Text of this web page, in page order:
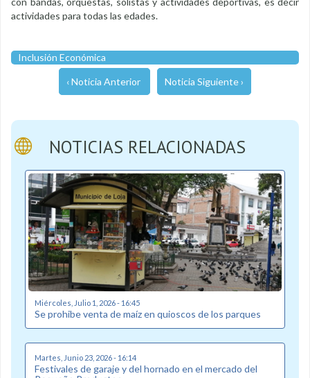
actividades para todas las edades.
Inclusión Económica
‹ Noticia Anterior Noticia Siguiente ›
NOTICIAS RELACIONADAS
Miércoles, Julio 1, 2026 - 16:45
Se prohibe venta de maíz en quioscos de los parques
Martes, Junio 23, 2026 - 16:14
Festivales de garaje y del hornado en el mercado del